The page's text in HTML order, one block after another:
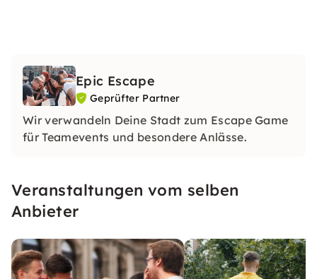
Epic Escape
Geprüfter Partner
Wir verwandeln Deine Stadt zum Escape Game
für Teamevents und besondere Anlässe.
Veranstaltungen vom selben
Anbieter